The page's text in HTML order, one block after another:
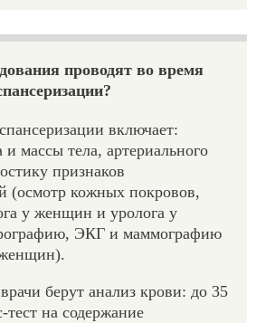
проводят во время
включает:
и массы тела, артериального
признаков
(осмотр кожных покровов,
у женщин и уролога у
ЭКГ и маммографию
берут анализ крови: до 35
тест на содержание